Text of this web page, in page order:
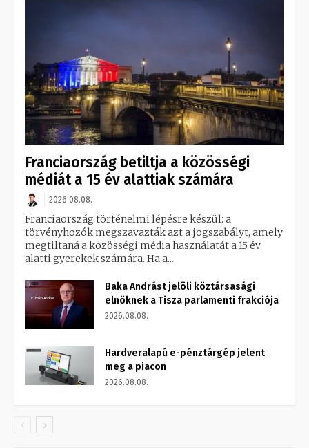
Franciaország betiltja a közösségi
médiát a 15 év alattiak számára
2026.08.08.
Franciaország történelmi lépésre készül: a
törvényhozók megszavazták azt a jogszabályt, amely
megtiltaná a közösségi média használatát a 15 év
alatti gyerekek számára. Ha a...
Baka Andrást jelöli köztársasági
elnöknek a Tisza parlamenti frakciója
2026.08.08.
Hardveralapú e-pénztárgép jelent
meg a piacon
2026.08.08.